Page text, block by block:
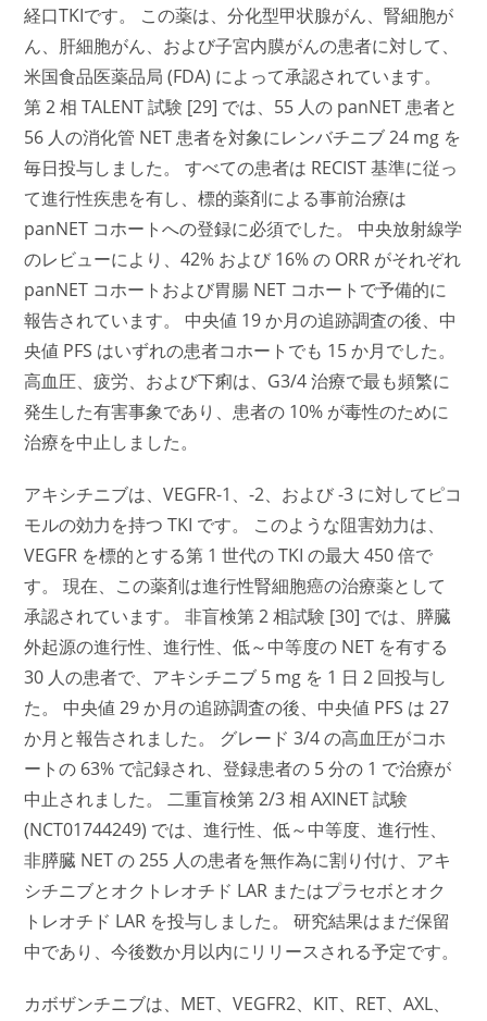
経口TKIです。 この薬は、分化型甲状腺がん、腎細胞が
ん、肝細胞がん、および子宮内膜がんの患者に対して、
米国食品医薬品局 (FDA) によって承認されています。
第 2 相 TALENT 試験 [29] では、55 人の panNET 患者と
56 人の消化管 NET 患者を対象にレンバチニブ 24 mg を
毎日投与しました。 すべての患者は RECIST 基準に従っ
て進行性疾患を有し、標的薬剤による事前治療は
panNET コホートへの登録に必須でした。 中央放射線学
のレビューにより、42% および 16% の ORR がそれぞれ
panNET コホートおよび胃腸 NET コホートで予備的に
報告されています。 中央値 19 か月の追跡調査の後、中
央値 PFS はいずれの患者コホートでも 15 か月でした。
高血圧、疲労、および下痢は、G3/4 治療で最も頻繁に
発生した有害事象であり、患者の 10% が毒性のために
治療を中止しました。
アキシチニブは、VEGFR-1、-2、および -3 に対してピコ
モルの効力を持つ TKI です。 このような阻害効力は、
VEGFR を標的とする第 1 世代の TKI の最大 450 倍で
す。 現在、この薬剤は進行性腎細胞癌の治療薬として
承認されています。 非盲検第 2 相試験 [30] では、膵臓
外起源の進行性、進行性、低～中等度の NET を有する
30 人の患者で、アキシチニブ 5 mg を 1 日 2 回投与し
た。 中央値 29 か月の追跡調査の後、中央値 PFS は 27
か月と報告されました。 グレード 3/4 の高血圧がコホ
ートの 63% で記録され、登録患者の 5 分の 1 で治療が
中止されました。 二重盲検第 2/3 相 AXINET 試験
(NCT01744249) では、進行性、低～中等度、進行性、
非膵臓 NET の 255 人の患者を無作為に割り付け、アキ
シチニブとオクトレオチド LAR またはプラセボとオク
トレオチド LAR を投与しました。 研究結果はまだ保留
中であり、今後数か月以内にリリースされる予定です。
カボザンチニブは、MET、VEGFR2、KIT、RET、AXL、